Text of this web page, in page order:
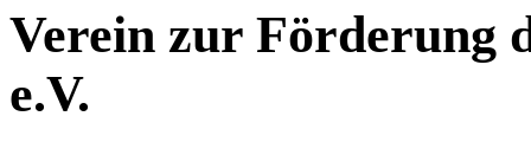
Verein zur Förderung
e.V.